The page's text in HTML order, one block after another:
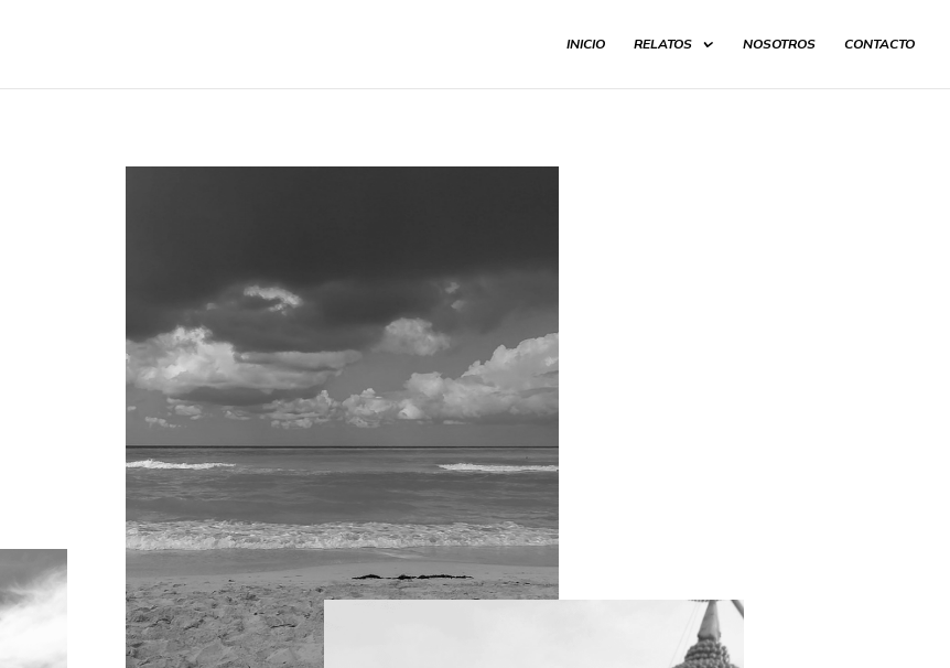
INICIO RELATOS NOSOTROS CONTACTO